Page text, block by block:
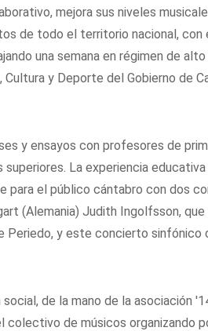
mejora sus niveles
de todo el territorio nacional, con
una semana en régimen de
y Deporte del Gobierno de
y ensayos con profesores de
La experiencia
para el público cántabro con dos
(Alemania) Judith Ingolfsson, que
Periedo, y este concierto sinfónico
de la mano de la asociación
de músicos organizando